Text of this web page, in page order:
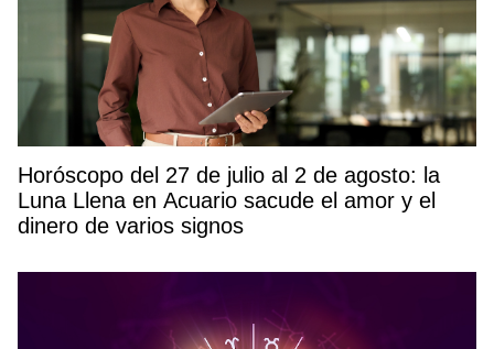
Horóscopo del 27 de julio al 2 de agosto: la
Luna Llena en Acuario sacude el amor y el
dinero de varios signos